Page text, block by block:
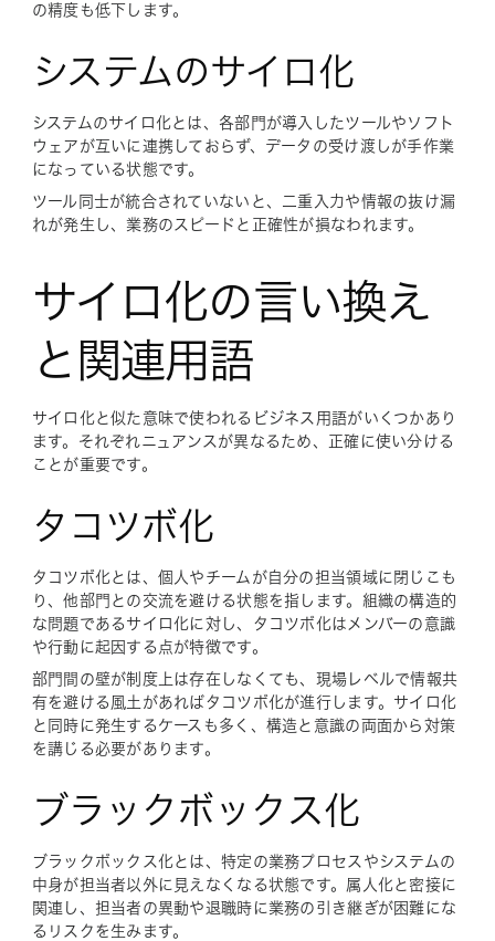
の精度も低下します。
システムのサイロ化
システムのサイロ化とは、各部門が導入したツールやソフト
ウェアが互いに連携しておらず、データの受け渡しが手作業
になっている状態です。
ツール同士が統合されていないと、二重入力や情報の抜け漏
れが発生し、業務のスピードと正確性が損なわれます。
サイロ化の言い換え
と関連用語
サイロ化と似た意味で使われるビジネス用語がいくつかあり
ます。それぞれニュアンスが異なるため、正確に使い分ける
ことが重要です。
タコツボ化
タコツボ化とは、個人やチームが自分の担当領域に閉じこも
り、他部門との交流を避ける状態を指します。組織の構造的
な問題であるサイロ化に対し、タコツボ化はメンバーの意識
や行動に起因する点が特徴です。
部門間の壁が制度上は存在しなくても、現場レベルで情報共
有を避ける風土があればタコツボ化が進行します。サイロ化
と同時に発生するケースも多く、構造と意識の両面から対策
を講じる必要があります。
ブラックボックス化
ブラックボックス化とは、特定の業務プロセスやシステムの
中身が担当者以外に見えなくなる状態です。属人化と密接に
関連し、担当者の異動や退職時に業務の引き継ぎが困難にな
るリスクを生みます。